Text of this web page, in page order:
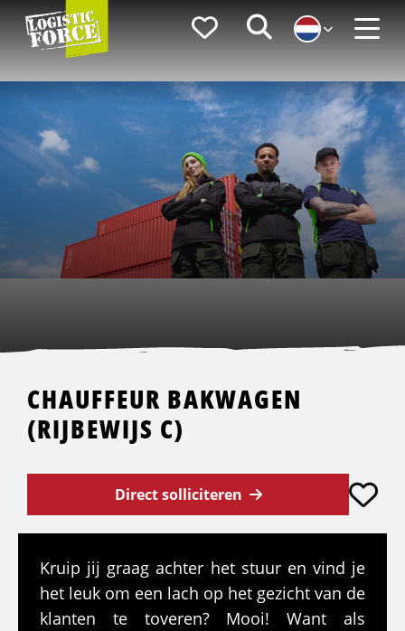
Logistic
Force
FavorietenZoeken
CHAUFFEUR BAKWAGEN
(RIJBEWIJS C)
Direct solliciteren
Kruip jij graag achter het stuur en vind je
het leuk om een lach op het gezicht van de
klanten te toveren? Mooi! Want als